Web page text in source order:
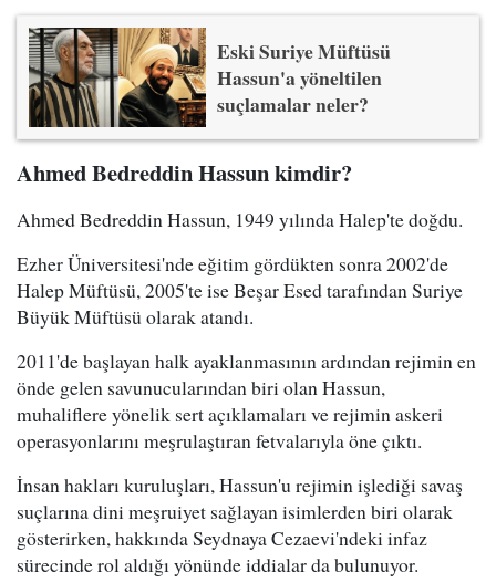
Eski Suriye Müftüsü
Hassun'a yöneltilen
suçlamalar neler?
Ahmed Bedreddin Hassun kimdir?
Ahmed Bedreddin Hassun, 1949 yılında Halep'te doğdu.
Ezher Üniversitesi'nde eğitim gördükten sonra 2002'de
Halep Müftüsü, 2005'te ise Beşar Esed tarafından Suriye
Büyük Müftüsü olarak atandı.
2011'de başlayan halk ayaklanmasının ardından rejimin en
önde gelen savunucularından biri olan Hassun,
muhaliflere yönelik sert açıklamaları ve rejimin askeri
operasyonlarını meşrulaştıran fetvalarıyla öne çıktı.
İnsan hakları kuruluşları, Hassun'u rejimin işlediği savaş
suçlarına dini meşruiyet sağlayan isimlerden biri olarak
gösterirken, hakkında Seydnaya Cezaevi'ndeki infaz
sürecinde rol aldığı yönünde iddialar da bulunuyor.